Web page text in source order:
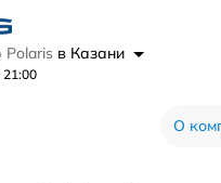
Polaris в Казани
21:00
О